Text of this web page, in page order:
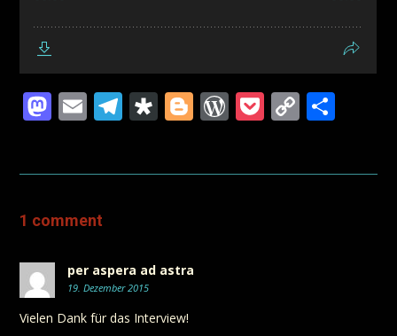
Mastodon
EmailTelegram
Diaspora
Blogger
WordPress
Pocket
Copy
1 comment
per aspera ad astra
19. Dezember 2015
Vielen Dank für das Interview!